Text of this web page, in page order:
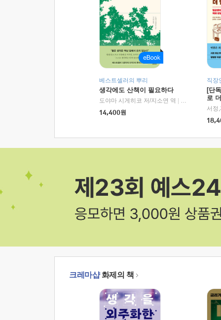
베스트셀러의 뿌리
생각에도 산책이 필요하다
도야마 시게히코 저/지소연 역
알에이치코리
14,400원
직장
[단
로
크레마샵화제의 책